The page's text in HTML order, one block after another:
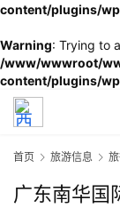
content/plugins/
Warning: Trying to
/www/wwwroot/
content/plugins/
首页 旅游信息
广东南华国